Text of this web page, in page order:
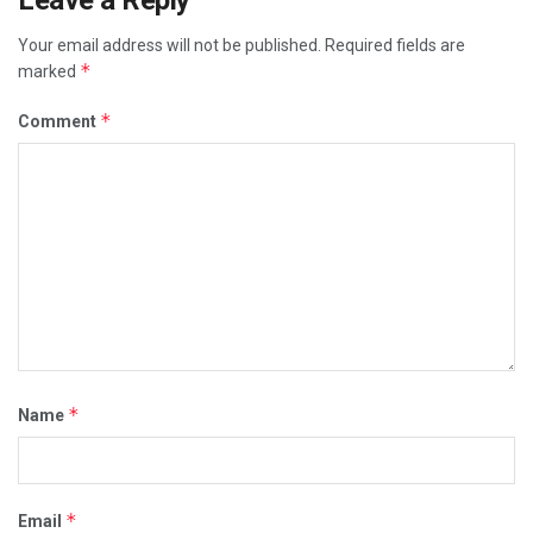
Your email address will not be published.
Required fields are
marked *
Comment *
Name *
Email *